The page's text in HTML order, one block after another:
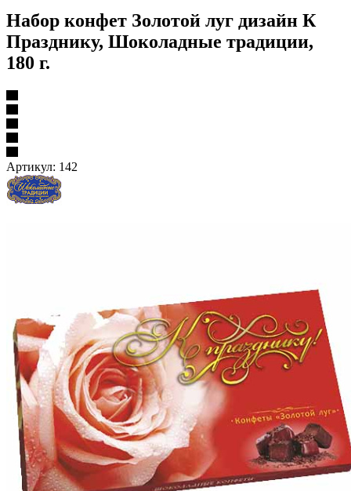
Набор конфет Золотой луг дизайн К
Празднику, Шоколадные традиции,
180 г.
Артикул: 142